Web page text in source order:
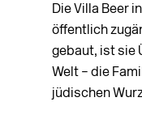
Die Villa Beer
öffentlich
gebaut, ist sie
Welt – die
jüdischen